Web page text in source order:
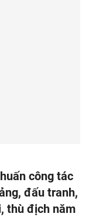
công tác
đấu tranh,
thù địch năm